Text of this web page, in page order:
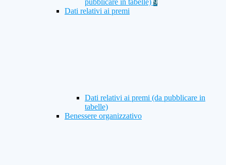
pubblicare in tabelle) 9
Dati relativi ai premi
Dati relativi ai premi (da pubblicare in
tabelle)
Benessere organizzativo